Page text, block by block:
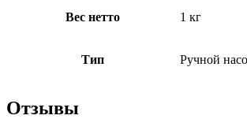
Вес нетто 1 кг
Тип Ручной
Отзывы